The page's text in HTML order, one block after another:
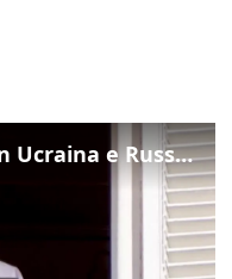
Il Papa: "Basta violenze in Ucraina e Russia, spazio a diplomazia"